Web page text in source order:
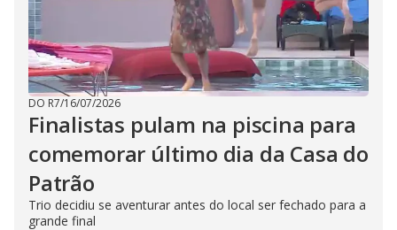
DO R7/16/07/2026
Finalistas pulam na piscina para
comemorar último dia da Casa do
Patrão
Trio decidiu se aventurar antes do local ser fechado para a
grande final